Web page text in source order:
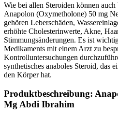
Wie bei allen Steroiden können
Anapolon (Oxymetholone) 50 mg
gehören Leberschäden,
erhöhte Cholesterinwerte, Akne,
Stimmungsänderungen. Es ist
Medikaments mit einem Arzt zu
Kontrolluntersuchungen
synthetisches anaboles Steroid, das
den Körper hat.
Produktbeschreibung:
Mg Abdi Ibrahim